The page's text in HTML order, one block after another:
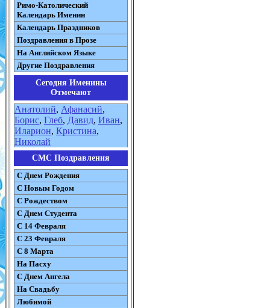
Римо-Католический
Календарь Именин
Календарь Праздников
Поздравления в Прозе
На Английском Языке
Другие Поздравления
Сегодня Именины
Отмечают
Анатолий, Афанасий,
Борис, Глеб, Давид, Иван,
Иларион, Кристина,
Николай
СМС Поздравления
С Днем Рождения
С Новым Годом
С Рождеством
C Днем Студента
С 14 Февраля
С 23 Февраля
С 8 Марта
На Пасху
C Днем Ангела
На Свадьбу
Любимой